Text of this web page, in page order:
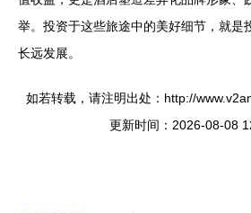
举。投资于这些旅途中的美好细节，就是
长远发展。
如若转载，请注明出处：http://
更新时间：2026-08-08